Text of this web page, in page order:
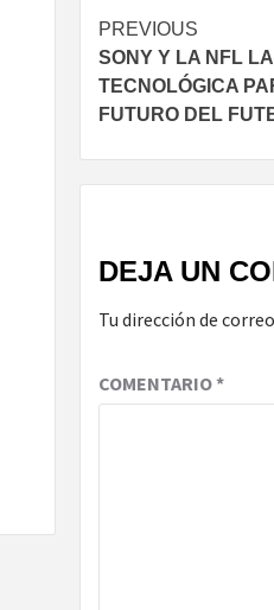
Post
navigation
PREVIOUS
SONY Y LA NFL
TECNOLÓGICA
FUTURO DEL
DEJA UN
Tu dirección de
COMENTARIO*